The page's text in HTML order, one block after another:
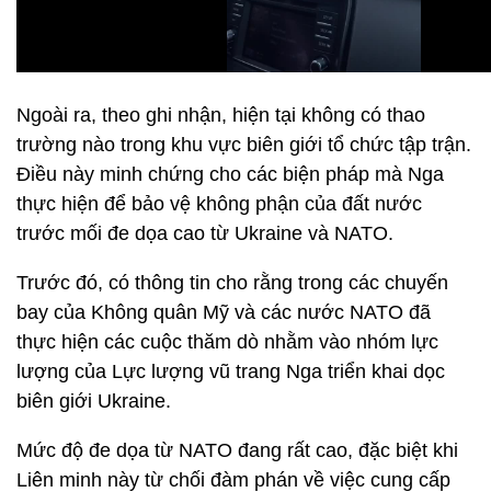
Ngoài ra, theo ghi nhận, hiện tại không có thao
trường nào trong khu vực biên giới tổ chức tập trận.
Điều này minh chứng cho các biện pháp mà Nga
thực hiện để bảo vệ không phận của đất nước
trước mối đe dọa cao từ Ukraine và NATO.
Trước đó, có thông tin cho rằng trong các chuyến
bay của Không quân Mỹ và các nước NATO đã
thực hiện các cuộc thăm dò nhằm vào nhóm lực
lượng của Lực lượng vũ trang Nga triển khai dọc
biên giới Ukraine.
Mức độ đe dọa từ NATO đang rất cao, đặc biệt khi
Liên minh này từ chối đàm phán về việc cung cấp